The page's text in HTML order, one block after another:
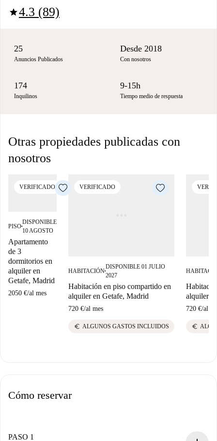
star4.3 (89)
25
Anuncios Publicados
Desde 2018
Con nosotros
174
Inquilinos
9-15h
Tiempo medio de respuesta
Otras propiedades publicadas con
nosotros
VERIFICADO
PISO■
DISPONIBLE
10 AGOSTO
Apartamento
de 3
dormitorios en
alquiler en
Getafe, Madrid
2050 €/al mes
VERIFICADO
HABITACIÓN■
DISPONIBLE 01 JULIO
2027
Habitación en piso compartido en
alquiler en Getafe, Madrid
720 €/al mes
euro ALGUNOS GASTOS INCLUIDOS
alquiler
720 €/al
euro
Cómo reservar
PASO 1